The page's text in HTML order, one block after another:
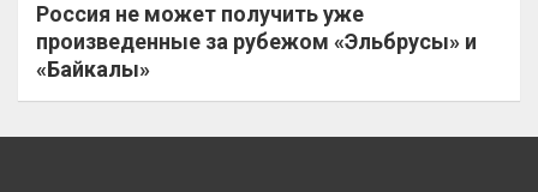
Россия не может получить уже
произведенные за рубежом «Эльбрусы» и
«Байкалы»